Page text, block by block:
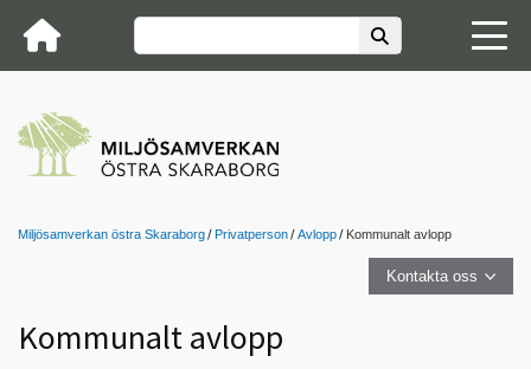
Miljösamverkan östra Skaraborg Privatperson Avlopp Kommunalt avlopp
Kontakta oss
Kommunalt avlopp